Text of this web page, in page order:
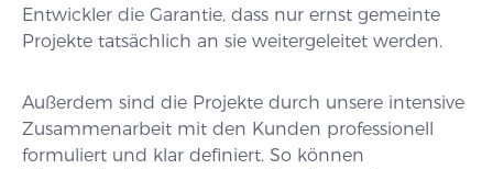
Entwickler die Garantie, dass nur ernst gemeinte
Projekte tatsächlich an sie weitergeleitet werden.
Außerdem sind die Projekte durch unsere intensive
Zusammenarbeit mit den Kunden professionell
formuliert und klar definiert. So können